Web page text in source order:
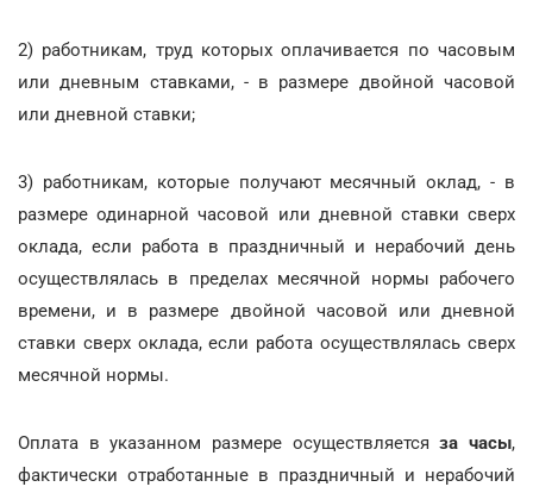
2) работникам, труд которых оплачивается по часовым
или дневным ставками, - в размере двойной часовой
или дневной ставки;
3) работникам, которые получают месячный оклад, - в
размере одинарной часовой или дневной ставки сверх
оклада, если работа в праздничный и нерабочий день
осуществлялась в пределах месячной нормы рабочего
времени, и в размере двойной часовой или дневной
ставки сверх оклада, если работа осуществлялась сверх
месячной нормы.
Оплата в указанном размере осуществляется за часы,
фактически отработанные в праздничный и нерабочий